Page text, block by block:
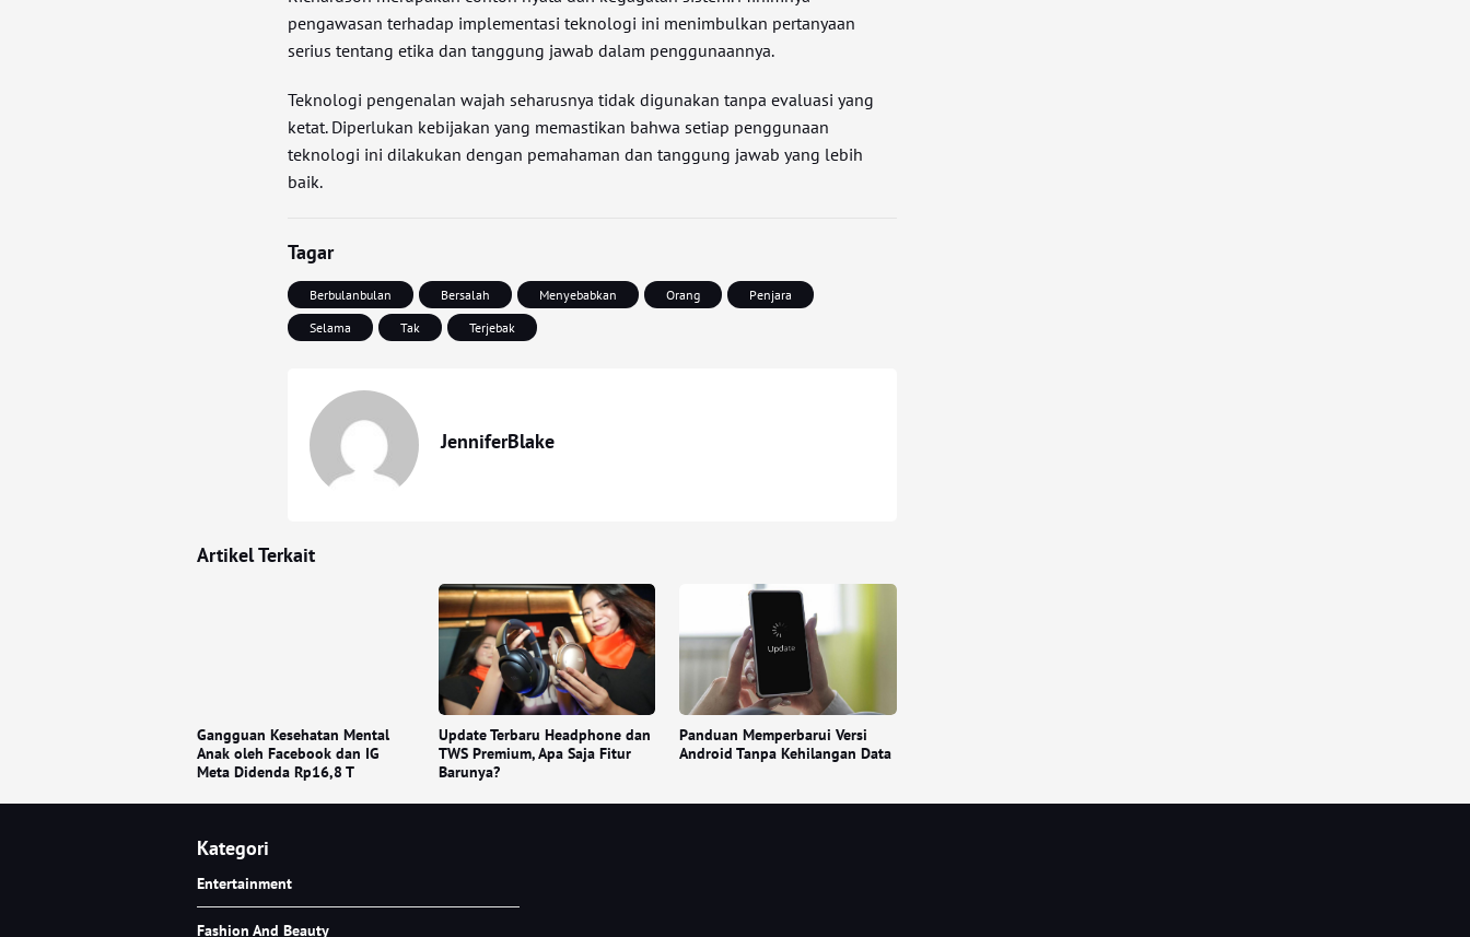
pengawasan terhadap implementasi teknologi ini menimbulkan pertanyaan
serius tentang etika dan tanggung jawab dalam penggunaannya.
Teknologi pengenalan wajah seharusnya tidak digunakan tanpa evaluasi yang
ketat. Diperlukan kebijakan yang memastikan bahwa setiap penggunaan
teknologi ini dilakukan dengan pemahaman dan tanggung jawab yang lebih
baik.
Tagar
Berbulanbulan Bersalah Menyebabkan Orang
Penjara
Selama
Tak Terjebak
JenniferBlake
Artikel Terkait
Gangguan Kesehatan Mental
Anak oleh Facebook dan IG
Meta Didenda Rp16,8 T
Update Terbaru Headphone dan
TWS Premium, Apa Saja Fitur
Barunya?
Panduan Memperbarui Versi
Android Tanpa Kehilangan Data
Kategori
Entertainment
Fashion And Beauty